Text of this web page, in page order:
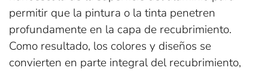
permitir que la pintura o la tinta penetren
profundamente en la capa de recubrimiento.
Como resultado, los colores y diseños se
convierten en parte integral del recubrimiento,